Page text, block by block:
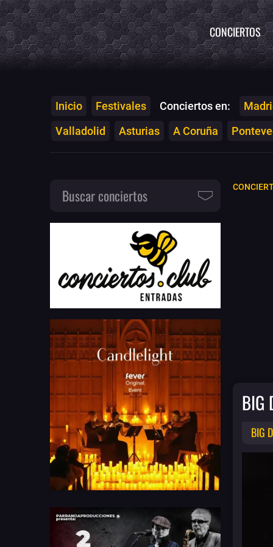
CONCIERTOS
Inicio Festivales Conciertos en:
Valladolid
Asturias A Coruña
BIG
BIG
Buscar conciertos